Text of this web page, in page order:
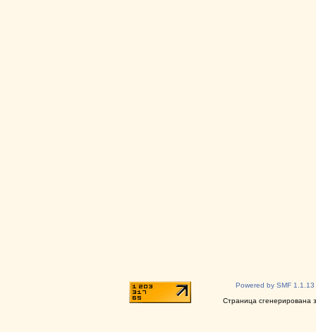
Powered by SMF 1.1.13
Страница сгенерирована